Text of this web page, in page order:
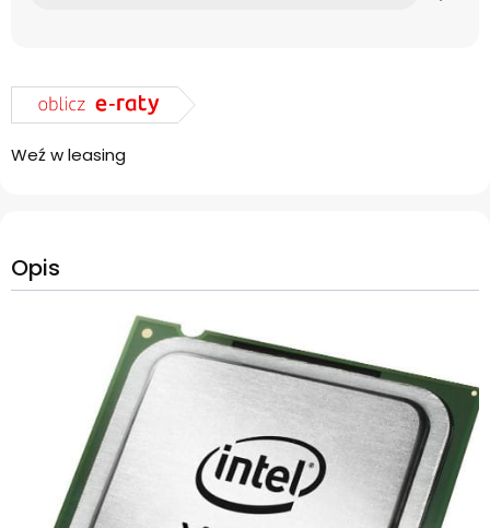
Weź w leasing
Opis